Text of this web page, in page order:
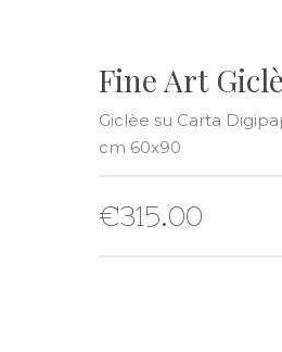
Fine Art
Giclèe su Carta
cm 60x90
€315.00